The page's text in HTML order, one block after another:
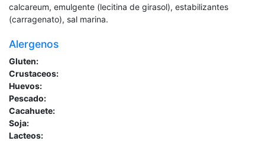
calcareum, emulgente (lecitina de girasol), estabilizantes
(carragenato), sal marina.
Alergenos
Gluten:
Crustaceos:
Huevos:
Pescado:
Cacahuete:
Soja:
Lacteos: